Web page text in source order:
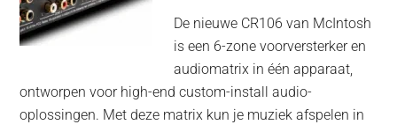
De nieuwe CR106 van McIntosh
is een 6-zone voorversterker en
audiomatrix in één apparaat,
ontworpen voor high-end custom-install audio-
oplossingen. Met deze matrix kun je muziek afspelen in